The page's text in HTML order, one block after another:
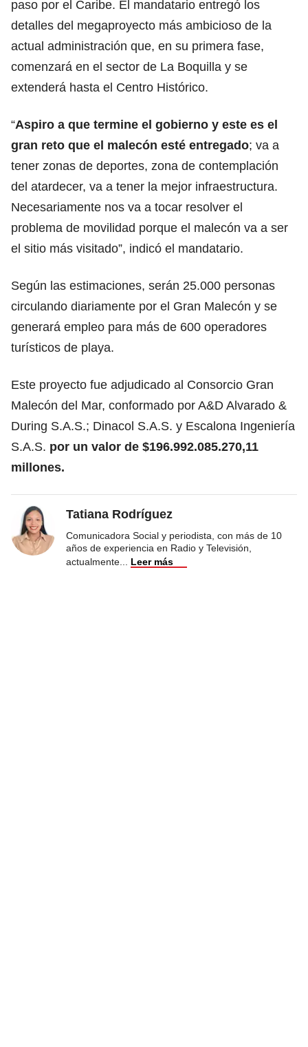
paso por el Caribe. El mandatario entregó los
detalles del megaproyecto más ambicioso de la
actual administración que, en su primera fase,
comenzará en el sector de La Boquilla y se
extenderá hasta el Centro Histórico.
“Aspiro a que termine el gobierno y este es el
gran reto que el malecón esté entregado; va a
tener zonas de deportes, zona de contemplación
del atardecer, va a tener la mejor infraestructura.
Necesariamente nos va a tocar resolver el
problema de movilidad porque el malecón va a ser
el sitio más visitado”, indicó el mandatario.
Según las estimaciones, serán 25.000 personas
circulando diariamente por el Gran Malecón y se
generará empleo para más de 600 operadores
turísticos de playa.
Este proyecto fue adjudicado al Consorcio Gran
Malecón del Mar, conformado por A&D Alvarado &
During S.A.S.; Dinacol S.A.S. y Escalona Ingeniería
S.A.S. por un valor de $196.992.085.270,11
millones.
Tatiana Rodríguez
Comunicadora Social y periodista, con más de 10
años de experiencia en Radio y Televisión,
actualmente
Leer más